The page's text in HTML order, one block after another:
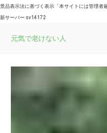
景品表示法に基づく表示「本サイトには管理
新サーバー sv14172
元気で老けない人